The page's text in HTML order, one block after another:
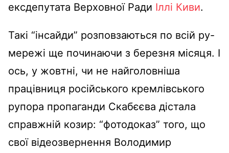
ексдепутата Верховної Ради Іллі Киви.
Такі “інсайди” розповзаються по всій ру-
мережі ще починаючи з березня місяця. І
ось, у жовтні, чи не найголовніша
працівниця російського кремлівського
рупора пропаганди Скабєєва дістала
справжній козир: “фотодоказ” того, що
свої відеозвернення Володимир